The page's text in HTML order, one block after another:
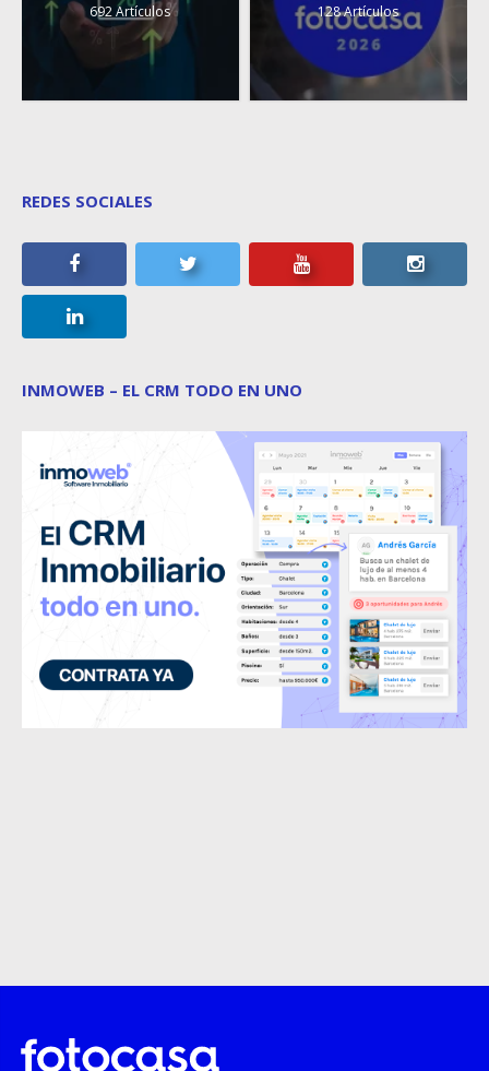
692 Artículos 128 Artículos
REDES SOCIALES
INMOWEB – EL CRM TODO EN UNO